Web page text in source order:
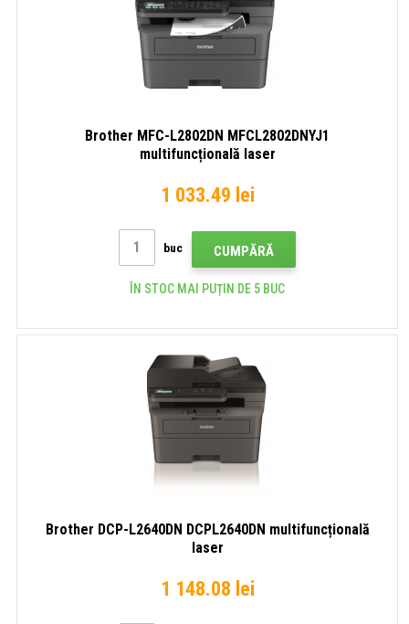
Brother MFC-L2802DN MFCL2802DNYJ1
multifuncțională laser
1 033.49 lei
buc CUMPĂRĂ
ÎN STOC MAI PUȚIN DE 5 BUC
Brother DCP-L2640DN DCPL2640DN multifuncțională
laser
1 148.08 lei